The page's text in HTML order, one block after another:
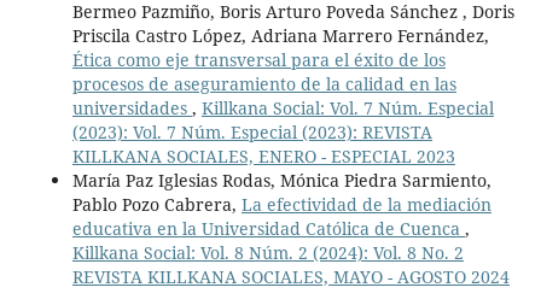
Bermeo Pazmiño, Boris Arturo Poveda Sánchez , Doris
Priscila Castro López, Adriana Marrero Fernández,
Ética como eje transversal para el éxito de los
procesos de aseguramiento de la calidad en las
universidades , Killkana Social: Vol. 7 Núm. Especial
(2023): Vol. 7 Núm. Especial (2023): REVISTA
KILLKANA SOCIALES, ENERO - ESPECIAL 2023
María Paz Iglesias Rodas, Mónica Piedra Sarmiento,
Pablo Pozo Cabrera, La efectividad de la mediación
educativa en la Universidad Católica de Cuenca ,
Killkana Social: Vol. 8 Núm. 2 (2024): Vol. 8 No. 2
REVISTA KILLKANA SOCIALES, MAYO - AGOSTO 2024